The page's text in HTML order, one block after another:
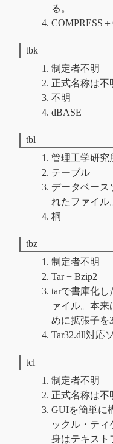
る。
COMPRESS
tbk
制定者不明
正式名称は不
不明
dBASE
tbl
管理工学研究
テーブル
データベース
れたファイル
桐
tbz
制定者不明
Tar + Bzip2
tarで書庫化し
ァイル。本来
めに拡張子を
Tar32.dll対応
tcl
制定者不明
正式名称は不
GUIを簡単に
ックル・ティ
身はテキスト